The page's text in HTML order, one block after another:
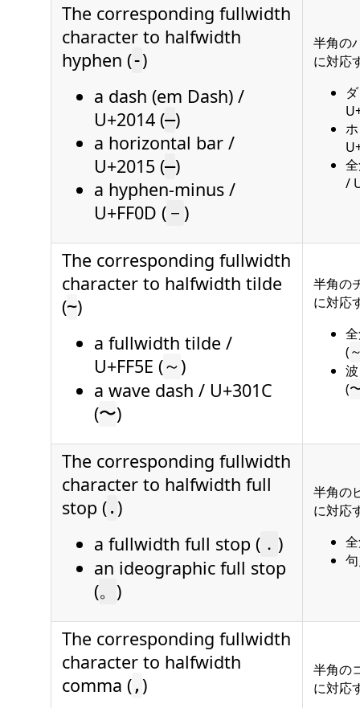
The corresponding fullwidth
character to halfwidth
hyphen (-)
a dash (em Dash) /
U+2014 (—)
a horizontal bar /
U+2015 (―)
a hyphen-minus /
U+FF0D ( － )
半角の
に対応
/
The corresponding fullwidth
character to halfwidth tilde
(~)
a fullwidth tilde /
U+FF5E (～)
a wave dash / U+301C
(〜)
半角の
に対応
(
(
The corresponding fullwidth
character to halfwidth full
stop ( . )
a fullwidth full stop ( ． )
an ideographic full stop
(。 )
半角の
に対応
The corresponding fullwidth
character to halfwidth
comma ( , )
半角の
に対応